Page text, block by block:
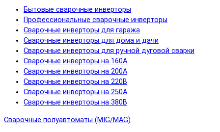
Бытовые сварочные инверторы
Профессиональные сварочные инверторы
Сварочные инверторы для гаража
Сварочные инверторы для дома и дачи
Сварочные инверторы для ручной дуговой сварки
Сварочные инверторы на 160А
Сварочные инверторы на 200А
Сварочные инверторы на 220В
Сварочные инверторы на 250А
Сварочные инверторы на 380В
Сварочные полуавтоматы (MIG/MAG)